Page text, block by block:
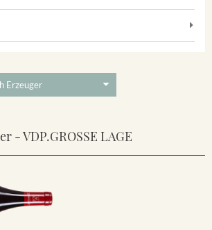
Winklen
- VDP.GROSSE LAGE